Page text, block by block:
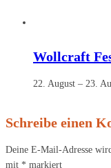
Wollcraft
22. August – 23.
Schreibe einen
Deine E-Mail-Adresse
mit * markiert